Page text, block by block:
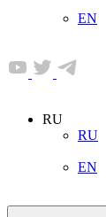
EN
RU
RU
EN